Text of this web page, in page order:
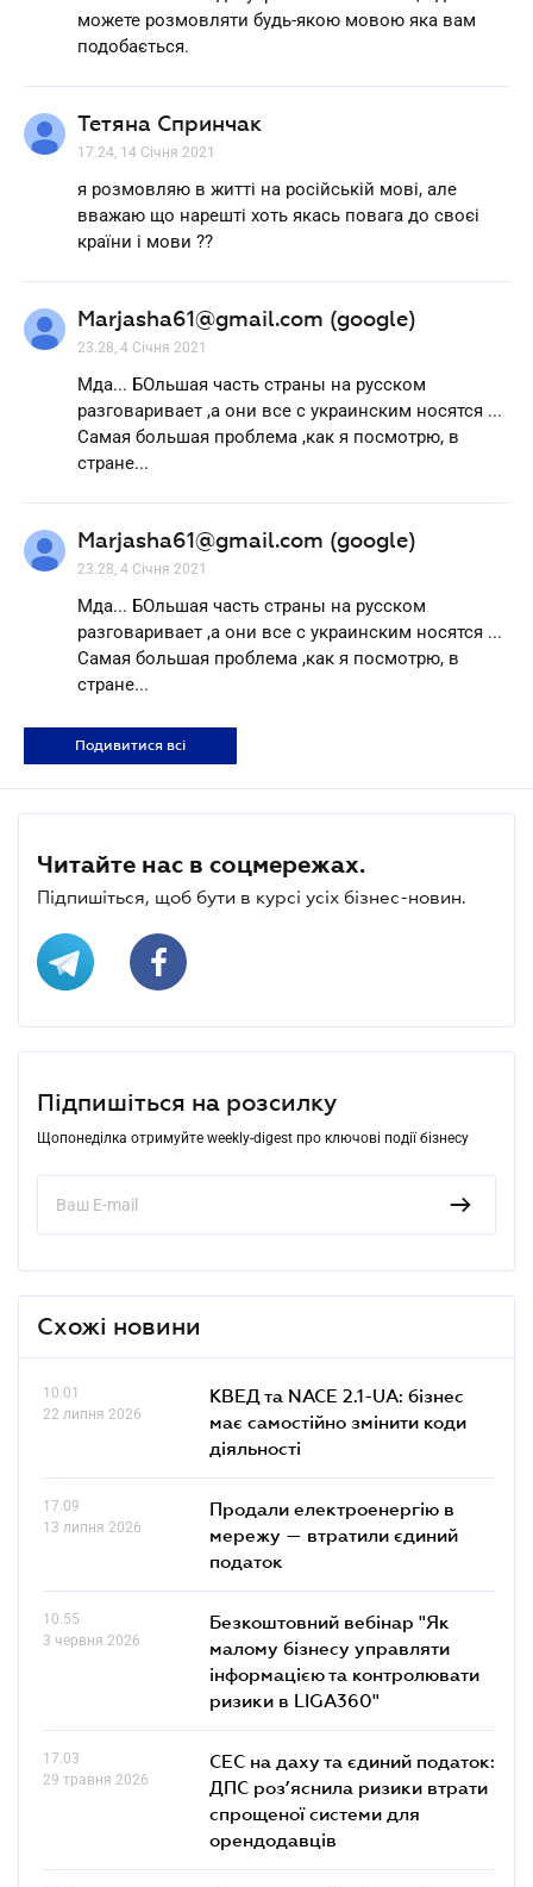
можете розмовляти будь-якою мовою яка вам
подобається.
Тетяна Спринчак
17.24, 14 Січня 2021
я розмовляю в житті на російській мові, але
вважаю що нарешті хоть якась повага до своєі
країни і мови ??
Marjasha61@gmail.com (google)
23.28, 4 Січня 2021
Мда... БОльшая часть страны на русском
разговаривает ,а они все с украинским носятся ...
Самая большая проблема ,как я посмотрю, в
стране...
Marjasha61@gmail.com (google)
23.28, 4 Січня 2021
Мда... БОльшая часть страны на русском
разговаривает ,а они все с украинским носятся ...
Самая большая проблема ,как я посмотрю, в
стране...
Подивитися всі
Читайте нас в соцмережах.
Підпишіться, щоб бути в курсі усіх бізнес-новин.
Підпишіться на розсилку
Щопонеділка отримуйте weekly-digest про ключові події бізнесу
Схожі новини
10.01
22 липня 2026
КВЕД та NACE 2.1-UA: бізнес
має самостійно змінити коди
діяльності
17.09
13 липня 2026
Продали електроенергію в
мережу — втратили єдиний
податок
10.55
3 червня 2026
Безкоштовний вебінар "Як
малому бізнесу управляти
інформацією та контролювати
ризики в LIGA360"
17.03
29 травня 2026
СЕС на даху та єдиний податок:
ДПС роз’яснила ризики втрати
спрощеної системи для
орендодавців